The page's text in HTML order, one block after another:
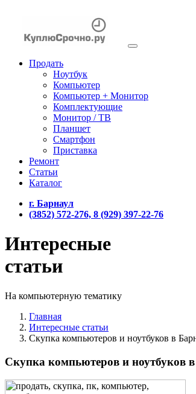
Продать
Ноутбук
Компьютер
Компьютер + Монитор
Комплектующие
Монитор / ТВ
Планшет
Смартфон
Приставка
Ремонт
Статьи
Каталог
г. Барнаул
(3852) 572-276, 8 (929) 397-22-76
Интересные
статьи
На компьютерную тематику
Главная
Интересные статьи
Скупка компьютеров и ноутбуков в
Скупка компьютеров и ноутбуков